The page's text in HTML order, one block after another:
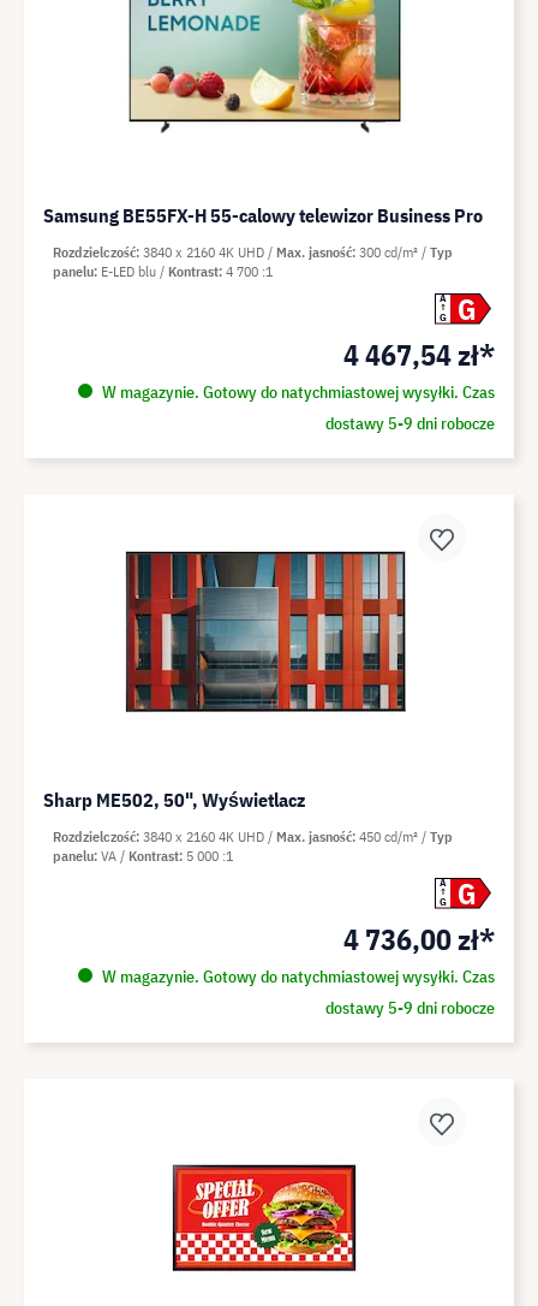
Samsung BE55FX-H 55-calowy telewizor Business Pro
A
G
G
4 467,54 zł*
W magazynie. Gotowy do natychmiastowej wysyłki. Czas
dostawy 5-9 dni robocze
Rozdzielczość 3840 x 2160 4K UHD Max. jasność 300 cd/m²
Typ
panelu E-LED blu Kontrast 4 700 :1
Sharp ME502, 50", Wyświetlacz
A
G
G
4 736,00 zł*
W magazynie. Gotowy do natychmiastowej wysyłki. Czas
dostawy 5-9 dni robocze
Rozdzielczość 3840 x 2160 4K UHD Max. jasność 450 cd/m²
Typ
panelu VA Kontrast 5 000 :1